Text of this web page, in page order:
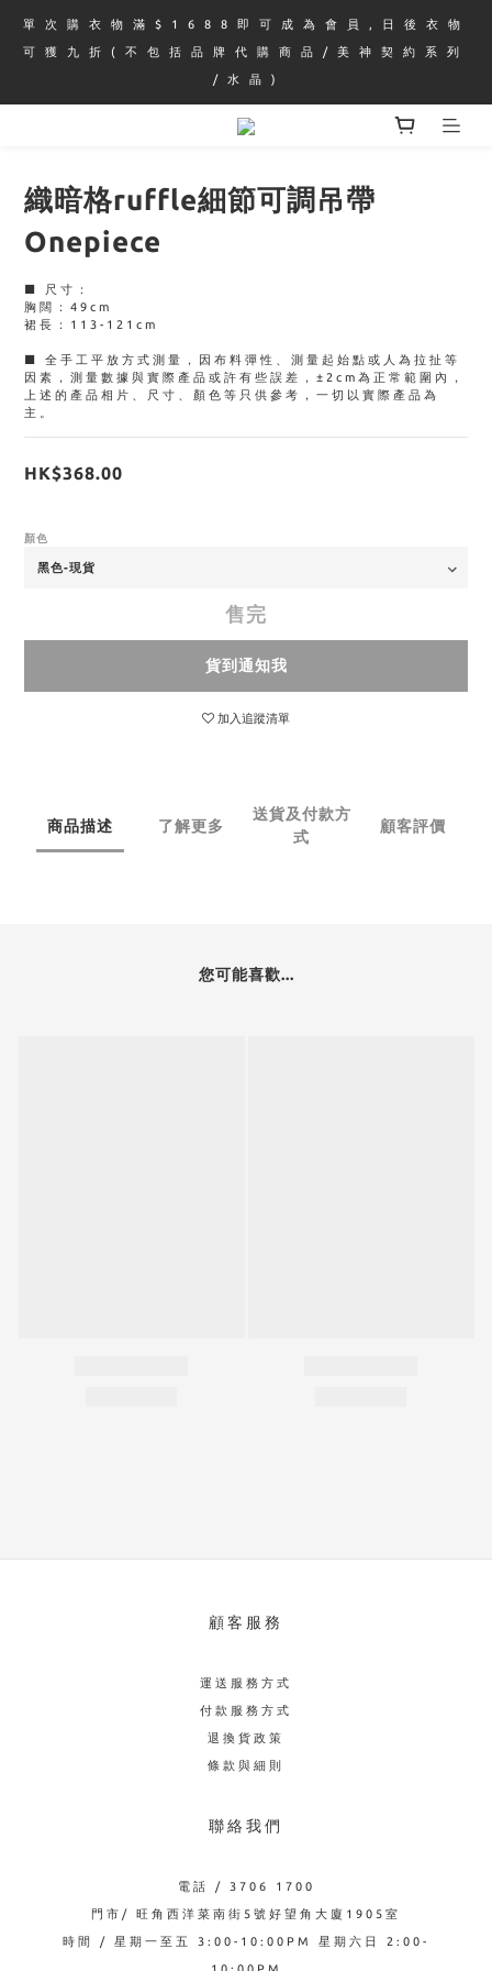
單 次 購 衣 物 滿 $ 1 6 8 8 即 可 成 為 會 員 , 日 後 衣 物
可 獲 九 折 ( 不 包 括 品 牌 代 購 商 品 / 美 神 契 約 系 列
/ 水 晶 )
織暗格ruffle細節可調吊帶
Onepiece
■ 尺寸：
胸闊：49cm
裙長：113-121cm
■ 全手工平放方式測量，因布料彈性、測量起始點或人為拉扯等
因素，測量數據與實際產品或許有些誤差，±2cm為正常範圍內，
上述的產品相片、尺寸、顏色等只供參考，一切以實際產品為
主。
HK$368.00
顏色
售完
貨到通知我
加入追蹤清單
商品描述 了解更多
送貨及付款方
式
顧客評價
您可能喜歡...
顧客服務
運送服務方式
付款服務方式
退換貨政策
條款與細則
聯絡我們
電話 / 3706 1700
門市/ 旺角西洋菜南街5號好望角大廈1905室
時間 / 星期一至五 3:00-10:00PM 星期六日 2:00-